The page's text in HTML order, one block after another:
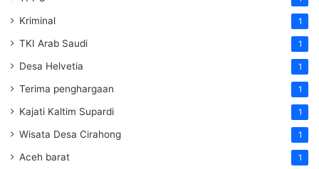
Kriminal 1
TKI Arab Saudi 1
Desa Helvetia 1
Terima penghargaan 1
Kajati Kaltim Supardi 1
Wisata Desa Cirahong 1
Aceh barat 1